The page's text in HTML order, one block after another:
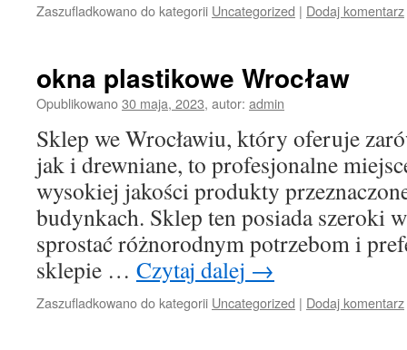
Zaszufladkowano do kategorii Uncategorized | Dodaj komentarz
okna plastikowe Wrocław
Opublikowano30 maja, 2023, autor: admin
Sklep we Wrocławiu, który oferuje
jak i drewniane, to profesjonalne
wysokiej jakości produkty
budynkach. Sklep ten posiada szeroki
sprostać różnorodnym potrzebom i
sklepie … Czytaj dalej →
Zaszufladkowano do kategorii Uncategorized | Dodaj komentarz